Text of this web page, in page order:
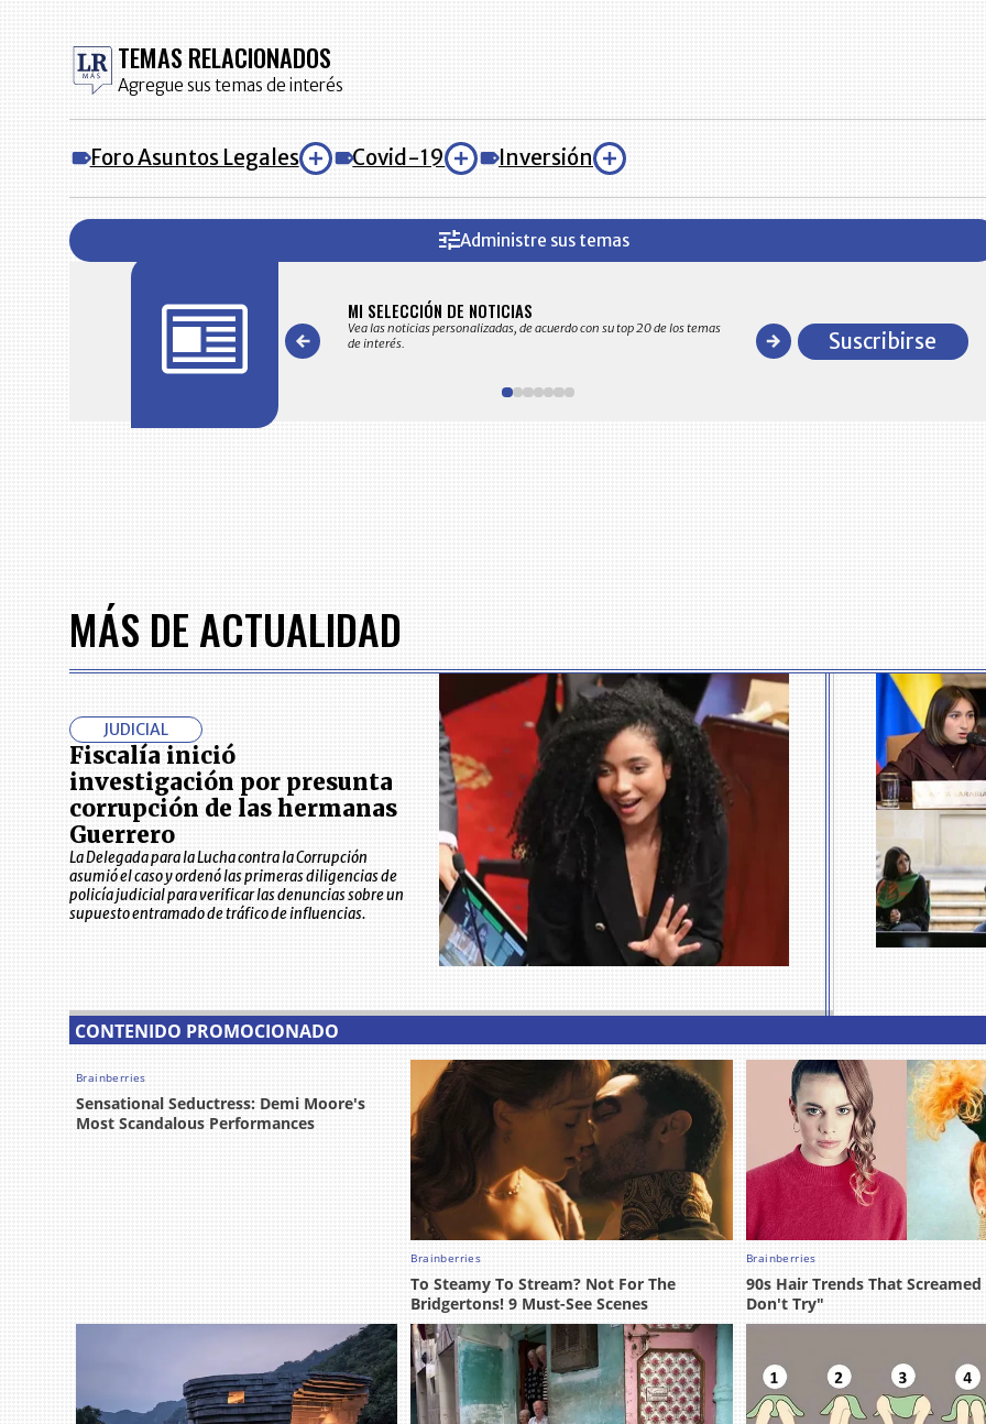
TEMAS RELACIONADOS
Agregue sus temas de interés
Foro Asuntos Legales Covid-19 Inversión
Administre sus temas
en su correo electrónico las noticias seleccionadas por nuestro
MI SELECCIÓN DE NOTICIAS
Vea las noticias personalizadas, de acuerdo con su top 20 de los temas
de interés.
Recopilación clasificada por sectores
comportamiento general y detallado de las
en ventas en ColombiaSuscribirse
MÁS DE ACTUALIDAD
JUDICIAL
Fiscalía inició
investigación por presunta
corrupción de las hermanas
Guerrero
La Delegada para la Lucha contra la Corrupción
asumió el caso y ordenó las primeras diligencias de
policía judicial para verificar las denuncias sobre un
supuesto entramado de tráfico de influencias.